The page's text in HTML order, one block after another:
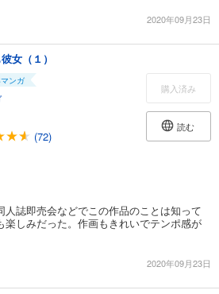
2020年09月23日
女（１）
ンガ
(72)
購入済み
読む
誌即売会などでこの作品のことは知って
楽しみだった。作画もきれいでテンポ感が
2020年09月23日